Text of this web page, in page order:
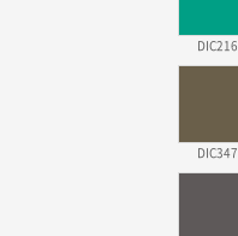
DIC216
DIC347